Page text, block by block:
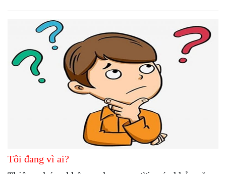
Tôi đang vì ai?